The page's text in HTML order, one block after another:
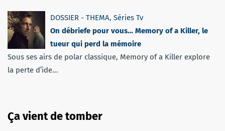
DOSSIER - THEMA, Séries Tv
On débriefe pour vous… Memory of a Killer, le
tueur qui perd la mémoire
Sous ses airs de polar classique, Memory of a Killer explore
la perte d’ide...
Ça vient de tomber